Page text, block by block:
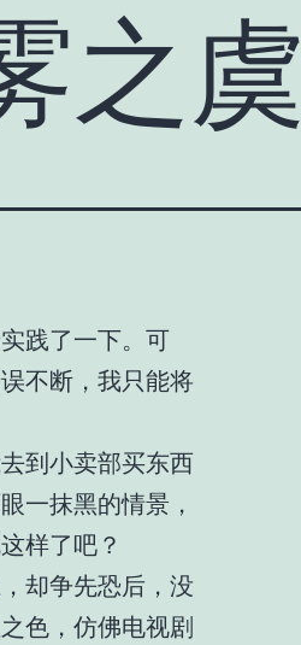
之虞
践了一下。可
不断，我只能将
到小卖部买东西
一抹黑的情景，
样了吧？
却争先恐后，没
色，仿佛电视剧